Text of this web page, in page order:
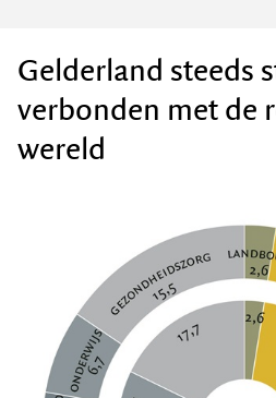
Gelderland steeds
verbonden met de
wereld